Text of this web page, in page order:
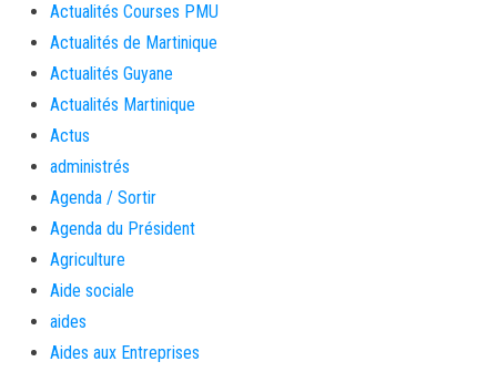
Actualités Courses PMU
Actualités de Martinique
Actualités Guyane
Actualités Martinique
Actus
administrés
Agenda / Sortir
Agenda du Président
Agriculture
Aide sociale
aides
Aides aux Entreprises